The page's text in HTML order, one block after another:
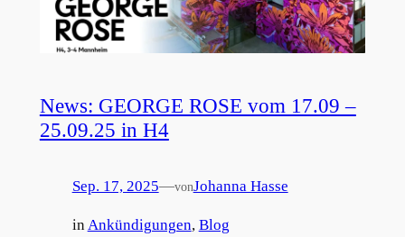
News: GEORGE ROSE vom 17.09 –
25.09.25 in H4
Sep. 17, 2025—vonJohanna Hasse
inAnkündigungen, Blog